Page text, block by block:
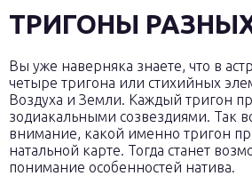
ТРИГОНЫ
Вы уже наверняка знаете, что в
четыре тригона или стихийных
Воздуха и Земли. Каждый тригон
зодиакальными созвездиями. Так
внимание, какой именно тригон
натальной карте. Тогда станет
понимание особенностей натива.